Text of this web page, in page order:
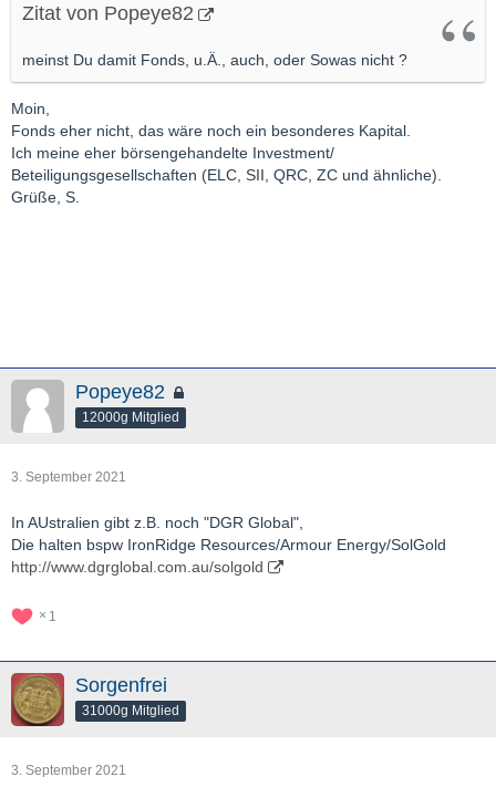
Zitat von Popeye82
meinst Du damit Fonds, u.Ä., auch, oder Sowas nicht ?
Moin,
Fonds eher nicht, das wäre noch ein besonderes Kapital.
Ich meine eher börsengehandelte Investment/
Beteiligungsgesellschaften (ELC, SII, QRC, ZC und ähnliche).
Grüße, S.
Popeye82
12000g Mitglied
3. September 2021
In AUstralien gibt z.B. noch "DGR Global",
Die halten bspw IronRidge Resources/Armour Energy/SolGold
http://www.dgrglobal.com.au/solgold
1
Sorgenfrei
31000g Mitglied
3. September 2021